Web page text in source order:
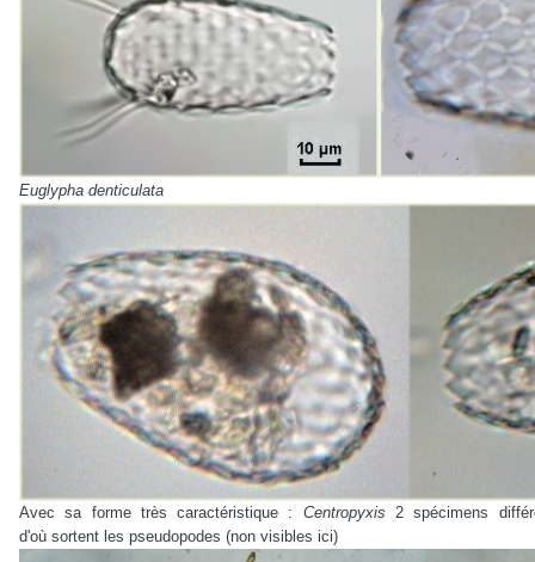
Euglypha denticulata
Avec sa forme très caractéristique : Centropyxis 2 spécimens
d'où sortent les pseudopodes (non visibles ici)